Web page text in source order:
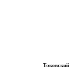
Токовский